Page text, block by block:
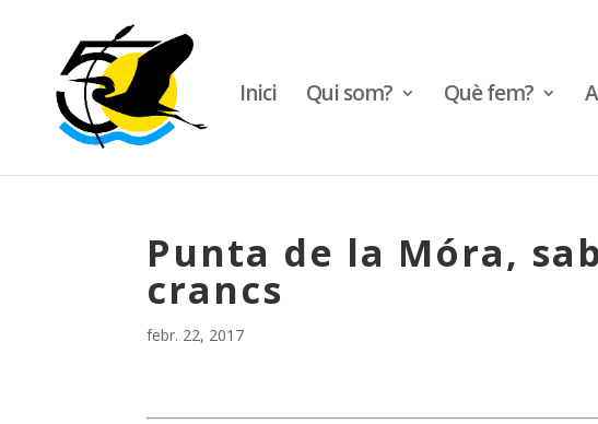
Inici Qui som? Què fem?
Punta de la Móra,
crancs
febr. 22, 2017